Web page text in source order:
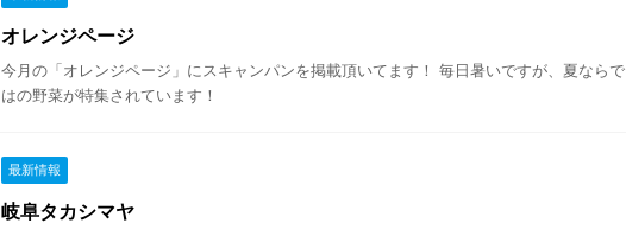
オレンジページ
今月の「オレンジページ」にスキャンパンを掲載頂いてます！ 毎日暑いですが、夏ならで
はの野菜が特集されています！
最新情報
岐阜タカシマヤ